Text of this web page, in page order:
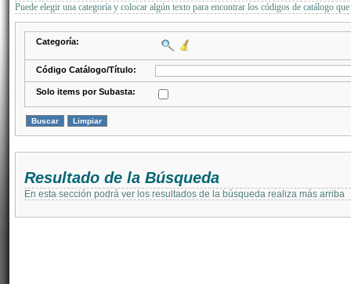
Puede elegir una categoría y colocar algún texto para encontrar los códigos de catálogo
Categoría:
Código Catálogo/Título:
Solo items por Subasta:
Resultado de la Búsqueda
En esta sección podrá ver los resultados de la búsqueda realiza más arriba